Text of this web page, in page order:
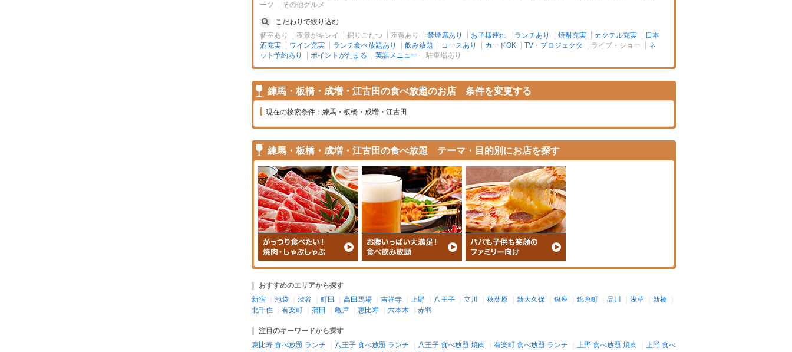
ーツ
その他グルメ
こだわりで絞り込む
個室あり
夜景がキレイ 掘りごたつ 座敷あり 禁煙席あり お子様連れ ランチあり 焼酎充実 カクテル充実
日本
酒充実
ワイン充実 ランチ食べ放題あり 飲み放題 コースあり カードOK TV・プロジェクタ ライブ・ショー
ネ
ット予約あり
ポイントがたまる 英語メニュー 駐車場あり
練馬・板橋・成増・江古田の食べ放題のお店 条件を変更する
現在の検索条件： 練馬・板橋・成増・江古田
練馬・板橋・成増・江古田の食べ放題 テーマ・目的別にお店を探す
おすすめのエリアから探す
新宿
池袋 渋谷 町田 高田馬場 吉祥寺 上野 八王子 立川 秋葉原 新大久保 銀座 錦糸町 品川 浅草 新橋
北千住
有楽町 蒲田 亀戸 恵比寿 六本木 赤羽
注目のキーワードから探す
恵比寿 食べ放題 ランチ
八王子 食べ放題 ランチ 八王子 食べ放題 焼肉 有楽町 食べ放題 ランチ 上野 食べ放題 焼肉
上野 食べ